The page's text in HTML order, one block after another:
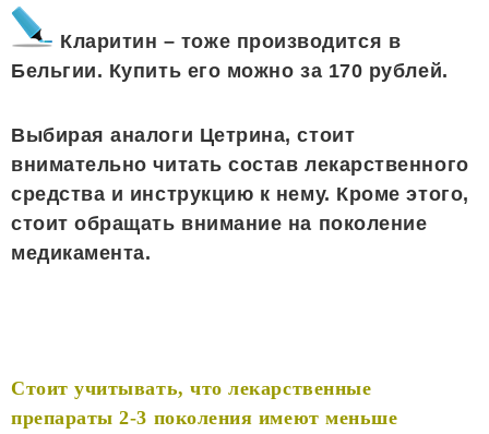
Кларитин – тоже производится в
Бельгии. Купить его можно за 170 рублей.
Выбирая аналоги Цетрина, стоит
внимательно читать состав лекарственного
средства и инструкцию к нему. Кроме этого,
стоит обращать внимание на поколение
медикамента.
Стоит учитывать, что лекарственные
препараты 2-3 поколения имеют меньше